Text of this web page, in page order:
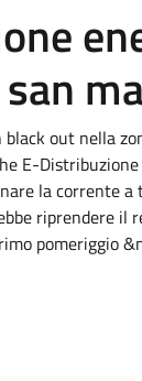
out nella
E-
la corrente
riprendere il
pomeriggio